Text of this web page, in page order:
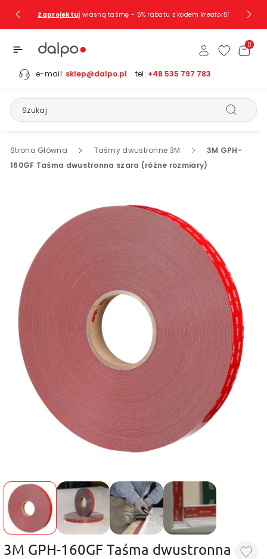
TreściZaprojektuj własną taśmę - 5% rabatu z kodem kreator5!
e-mail: sklep@dalpo.pl tel: +48 535 797 783
Szukaj
0
Strona Główna Taśmy dwustronne 3M
3M GPH-
160GF Taśma dwustronna szara (różne rozmiary)
Pomiń, Aby
Produkcie
3M GPH-160GF Taśma dwustronna